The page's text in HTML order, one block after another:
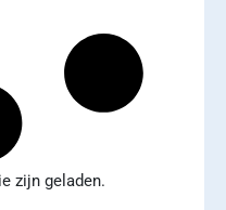
zijn geladen.